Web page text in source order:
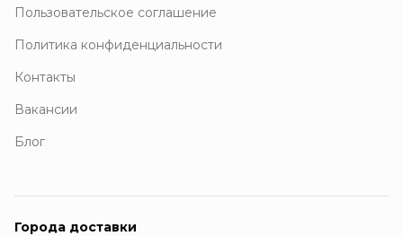
Пользовательское соглашение
Политика конфиденциальности
Контакты
Вакансии
Блог
Города доставки